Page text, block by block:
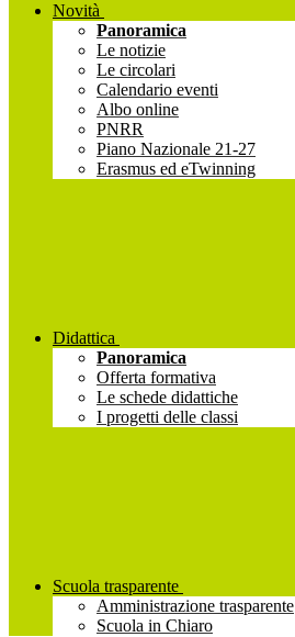
Novità
Panoramica
Le notizie
Le circolari
Calendario eventi
Albo online
PNRR
Piano Nazionale 21-27
Erasmus ed eTwinning
Didattica
Panoramica
Offerta formativa
Le schede didattiche
I progetti delle classi
Scuola trasparente
Amministrazione trasparente
Scuola in Chiaro